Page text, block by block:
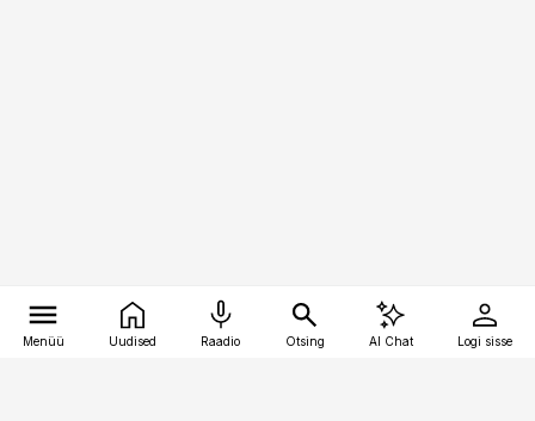
Menüü Uudised Raadio Otsing AI Chat Logi sisse